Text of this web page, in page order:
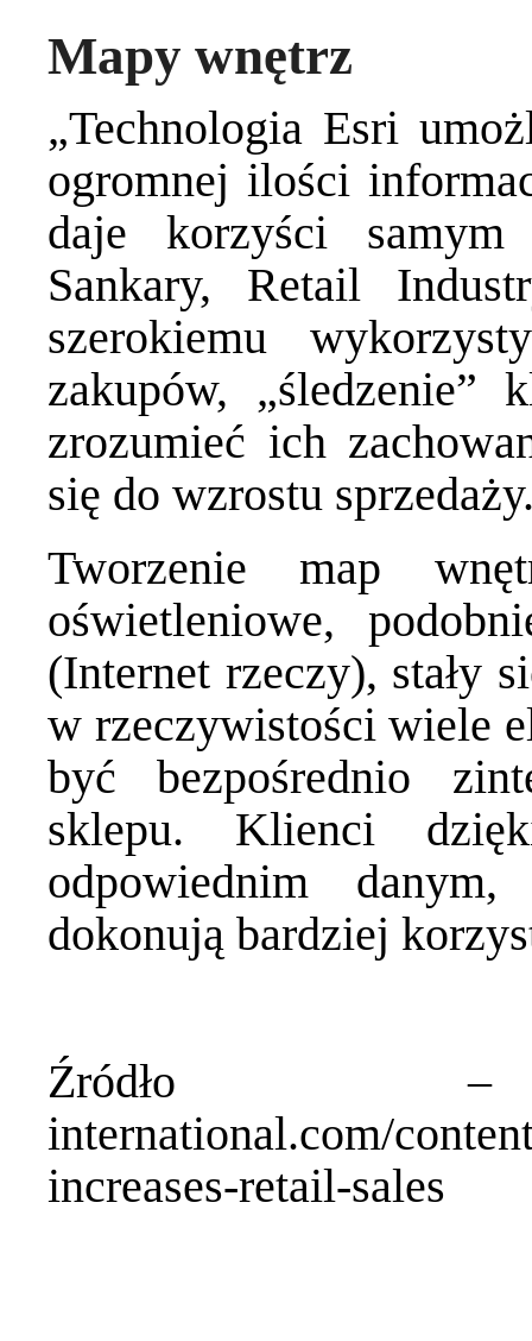
Mapy wnętrz
„Technologia Esri
ogromnej ilości
daje korzyści samym
Sankary, Retail
szerokiemu
zakupów, „śledzenie”
zrozumieć ich
się do wzrostu
Tworzenie map
oświetleniowe,
(Internet rzeczy), stały
w rzeczywistości wiele
być bezpośrednio
sklepu. Klienci
odpowiednim
dokonują bardziej
international.com/
increases-retail-sales